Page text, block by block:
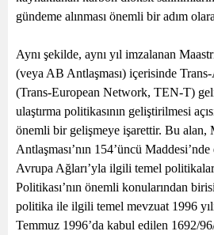
gündeme alınması önemli bir adım
Aynı şekilde, aynı yıl imzalanan
(veya AB Antlaşması) içerisinde Trans-
(Trans-European Network, TEN-T)
ulaştırma politikasının geliştirilmesi
önemli bir gelişmeye işarettir. Bu alan,
Antlaşması’nın 154’üncü Maddesi’nde
Avrupa Ağları’yla ilgili temel
Politikası’nın önemli konularından
politika ile ilgili temel mevzuat 1996
Temmuz 1996’da kabul edilen 1692/